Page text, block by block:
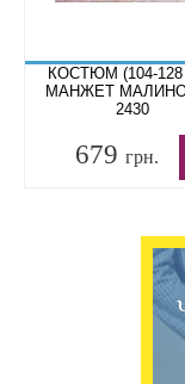
КОСТЮМ (104-
МАНЖЕТ
2430
679 грн.